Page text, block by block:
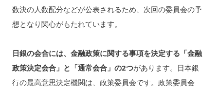
数決の人数配分などが公表されるため、次回の委員会の予
想となり関心がもたれています。
日銀の会合には、金融政策に関する事項を決定する「金融
政策決定会合」と「通常会合」の2つがあります。日本銀
行の最高意思決定機関は、政策委員会です。政策委員会